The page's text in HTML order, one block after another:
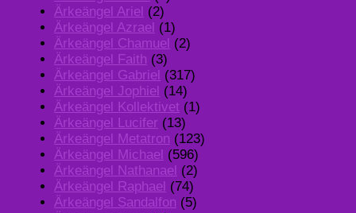
Ärkeängel Ariel (2)
Ärkeängel Azrael (1)
Ärkeängel Chamuel (2)
Ärkeängel Faith (3)
Ärkeängel Gabriel (317)
Ärkeängel Jophiel (14)
Ärkeängel Kollektivet (1)
Ärkeängel Lucifer (13)
Ärkeängel Metatron (123)
Ärkeängel Michael (596)
Ärkeängel Nathanael (2)
Ärkeängel Raphael (74)
Ärkeängel Sandalfon (5)